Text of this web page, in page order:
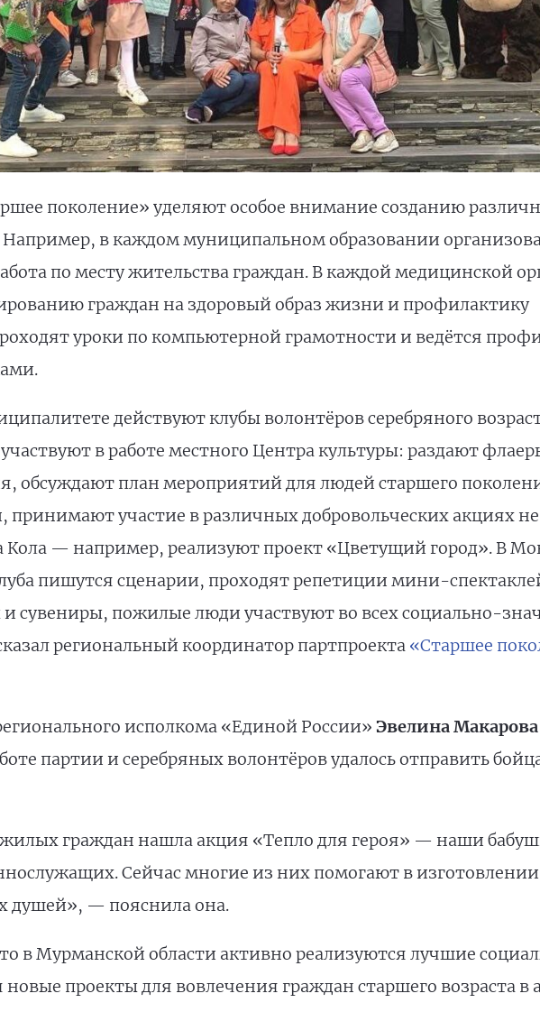
поколение» уделяют особое внимание созданию
в каждом муниципальном образовании
по месту жительства граждан. В каждой медицинской
граждан на здоровый образ жизни и профилактику
уроки по компьютерной грамотности и ведётся
действуют клубы волонтёров серебряного
в работе местного Центра культуры: раздают
обсуждают план мероприятий для людей старшего
участие в различных добровольческих акциях не
Кола — например, реализуют проект «Цветущий город». В
пишутся сценарии, проходят репетиции мини-
сувениры, пожилые люди участвуют во всех социально-
региональный координатор партпроекта «Старшее
исполкома «Единой России» Эвелина Макарова
партии и серебряных волонтёров удалось отправить
граждан нашла акция «Тепло для героя» — наши
Сейчас многие из них помогают в изготовлении
душей», — пояснила она.
в Мурманской области активно реализуются лучшие
проекты для вовлечения граждан старшего возраста в